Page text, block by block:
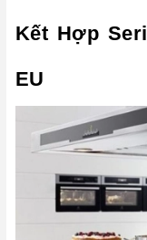
Kết Hợp
EU